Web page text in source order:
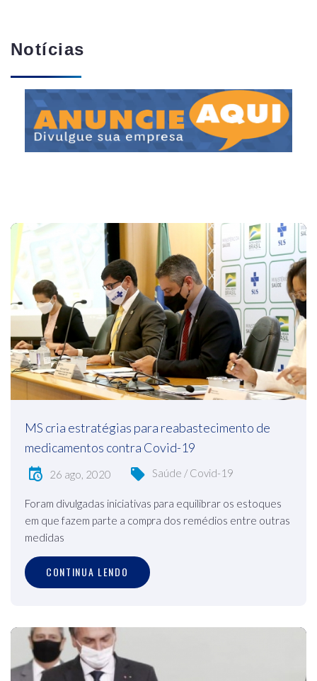
Notícias
MS cria estratégias para reabastecimento de
medicamentos contra Covid-19
26 ago, 2020 Saúde / Covid-19
Foram divulgadas iniciativas para equilibrar os estoques
em que fazem parte a compra dos remédios entre outras
medidas
CONTINUA LENDO